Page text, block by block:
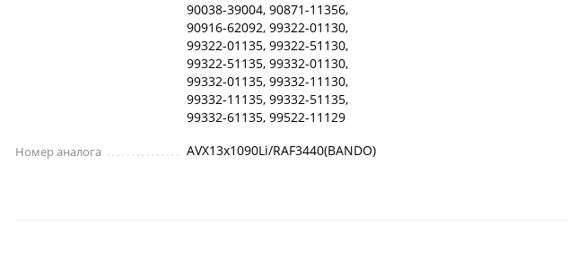
90038-39004, 90871-11356,
90916-62092, 99322-01130,
99322-01135, 99322-51130,
99322-51135, 99332-01130,
99332-01135, 99332-11130,
99332-11135, 99332-51135,
99332-61135, 99522-11129
Номер аналога AVX13x1090Li/RAF3440(BANDO)